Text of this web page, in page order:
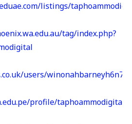
listings/
tag/index.php?
users/winonahbarneyh6n7a/
profile/taphoammodigital/